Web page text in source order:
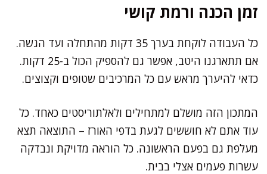
זמן הכנה ורמת קושי
כל העבודה לוקחת בערך 35 דקות מהתחלה ועד הגשה.
אם תתארגנו היטב, אפשר גם להספיק הכול ב-25 דקות.
כדאי להיערך מראש עם כל המרכיבים שטופים וקצוצים.
המתכון הזה מושלם למתחילים ולאלתוריסטים כאחד. כל
עוד אתם לא חוששים לגעת בדפי האורז – התוצאה תצא
מעלפת גם בפעם הראשונה. כל הוראה מדויקת ונבדקה
עשרות פעמים אצלי בבית.